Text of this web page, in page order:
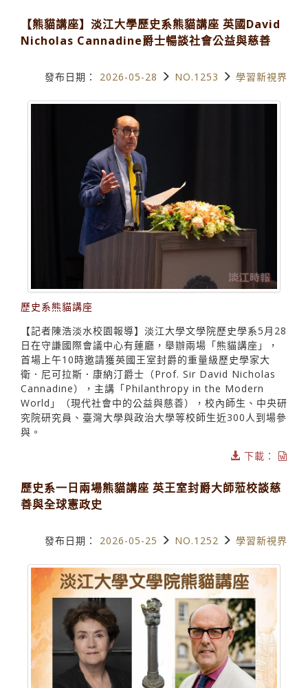
【熊貓講座】淡江大學歷史系熊貓講座 英國David
Nicholas Cannadine爵士暢談社會公益與慈善
發布日期： 2026-05-28 NO.1253 學習新視界
歷史系熊貓講座
【記者陳浩淡水校園報導】淡江大學文學院歷史學系5月28
日在守謙國際會議中心有蓮廳，舉辦兩場「熊貓講座」，
首場上午10時邀請獲英國王室封爵的重量級歷史學家大
衛．尼可拉斯．康納汀爵士（Prof. Sir David Nicholas
Cannadine），主講「Philanthropy in the Modern
World」（現代社會中的公益與慈善），校內師生、中央研
究院研究員、臺灣大學與政治大學等校師生近300人到場參
與。
下載：
歷史系一日兩場熊貓講座 英王室封爵大師蒞校談慈
善與全球憲政史
發布日期： 2026-05-25 NO.1252 學習新視界